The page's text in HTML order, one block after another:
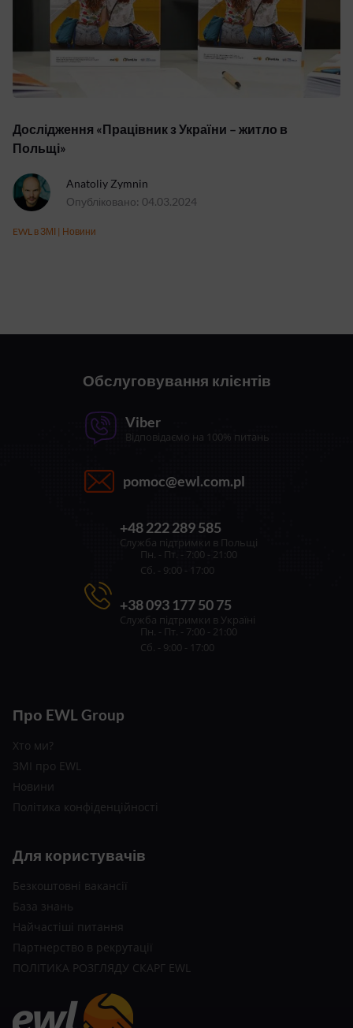
Дослідження «Працівник з України – житло в
Польщі»
Anatoliy Zymnin
Опубліковано: 04.03.2024
EWL в ЗМІ | Новини
Про EWL Group
Хто ми?
ЗМІ про EWL
Новини
Політика конфіденційності
Для користувачів
Безкоштовні вакансії
База знань
Найчастіші питання
Партнерство в рекрутації
ПОЛІТИКА РОЗГЛЯДУ СКАРГ EWL
Обслуговування клієнтів
Viber
Відповідаємо на 100% питань
pomoc@ewl.com.pl
+48 222 289 585
Служба підтримки в Польщі
Пн. - Пт. - 7:00 - 21:00
Сб. - 9:00 - 17:00
+38 093 177 50 75
Служба підтримки в Україні
Пн. - Пт. - 7:00 - 21:00
Сб. - 9:00 - 17:00